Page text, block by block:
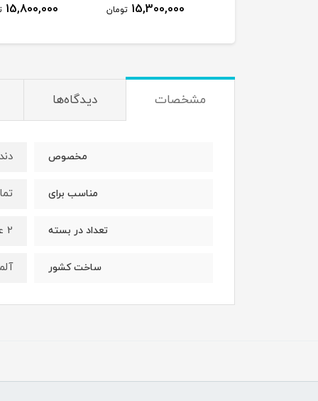
15,300,000 تومان 15,800,000
مشخصات دیدگاه‌ها
مخصوص
مناسب برای
تعداد در بسته 2 عدد
ساخت کشور